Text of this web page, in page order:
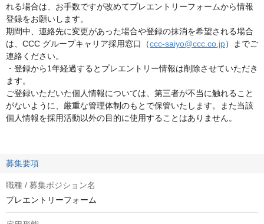
れる場合は、お手数ですが改めてプレエントリーフォームから情報
登録をお願いします。
期間中、連絡先に変更があった場合や登録の抹消を希望される場合
は、CCC グループキャリア採用窓口（ccc-saiyo@ccc.co.jp）までご
連絡ください。
・登録から1年経過するとプレエントリー情報は削除させていただき
ます。
ご登録いただいた個人情報については、第三者が不当に触れること
がないように、厳重な管理体制のもとで保管いたします。また当該
個人情報を採用活動以外の目的に使用することはありません。
募集要項
職種 / 募集ポジション名
プレエントリーフォーム